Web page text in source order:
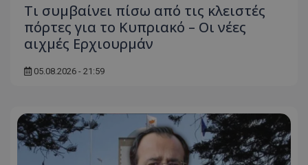
Τι συμβαίνει πίσω από τις κλειστές
πόρτες για το Κυπριακό – Οι νέες
αιχμές Ερχιουρμάν
05.08.2026 - 21:59
ASP.NET_SessionId
Microsoft Corporation